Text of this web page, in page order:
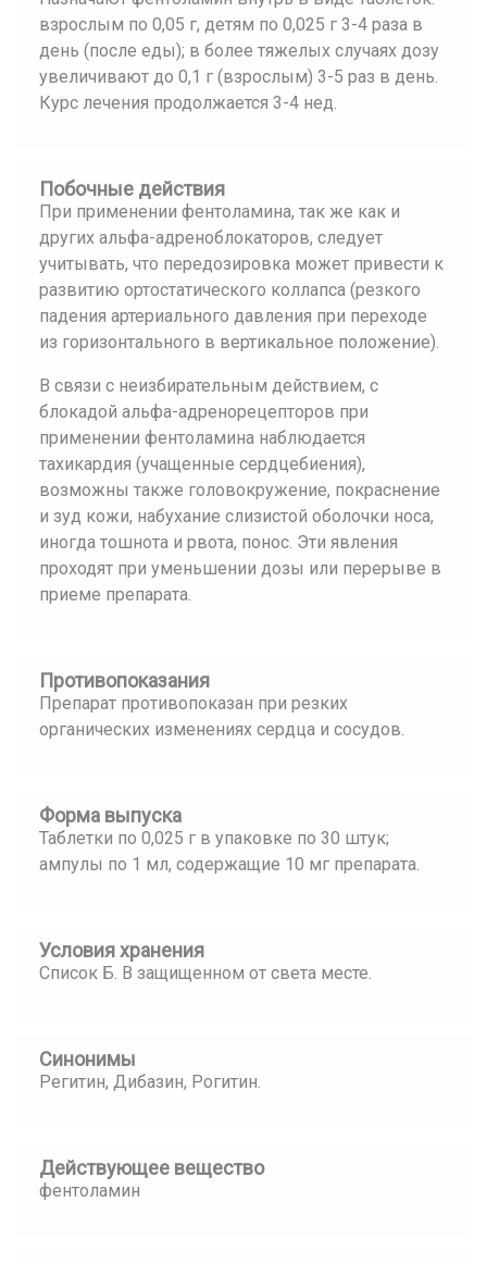
взрослым по 0,05 г, детям по 0,025 г 3-4 раза в
день (после еды); в более тяжелых случаях дозу
увеличивают до 0,1 г (взрослым) 3-5 раз в день.
Курс лечения продолжается 3-4 нед.
Побочные действия
При применении фентоламина, так же как и
других альфа-адреноблокаторов, следует
учитывать, что передозировка может привести к
развитию ортостатического коллапса (резкого
падения артериального давления при переходе
из горизонтального в вертикальное положение).
В связи с неизбирательным действием, с
блокадой альфа-адренорецепторов при
применении фентоламина наблюдается
тахикардия (учащенные сердцебиения),
возможны также головокружение, покраснение
и зуд кожи, набухание слизистой оболочки носа,
иногда тошнота и рвота, понос. Эти явления
проходят при уменьшении дозы или перерыве в
приеме препарата.
Противопоказания
Препарат противопоказан при резких
органических изменениях сердца и сосудов.
Форма выпуска
Таблетки по 0,025 г в упаковке по 30 штук;
ампулы по 1 мл, содержащие 10 мг препарата.
Условия хранения
Список Б. В защищенном от света месте.
Синонимы
Регитин, Дибазин, Рогитин.
Действующее вещество
фентоламин